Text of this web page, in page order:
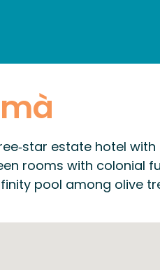
estate hotel
rooms with colonial
pool among olive